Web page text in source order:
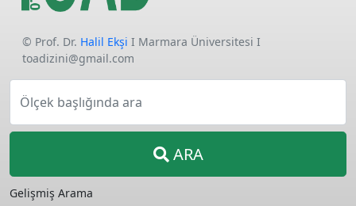
© Prof. Dr. Halil Ekşi I Marmara Üniversitesi I
toadizini@gmail.com
Ölçek başlığında ara
ARA
Gelişmiş Arama